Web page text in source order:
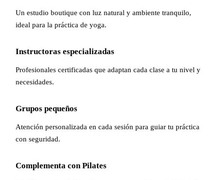
Un estudio boutique con luz natural y ambiente tranquilo,
ideal para la práctica de yoga.
Instructoras especializadas
Profesionales certificadas que adaptan cada clase a tu nivel y
necesidades.
Grupos pequeños
Atención personalizada en cada sesión para guiar tu práctica
con seguridad.
Complementa con Pilates